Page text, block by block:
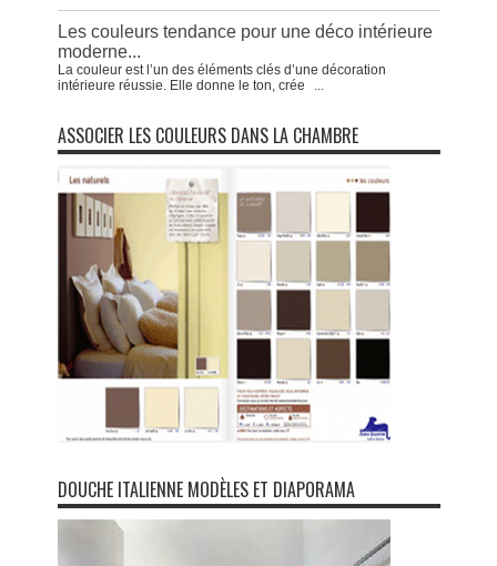
Les couleurs tendance pour une déco intérieure
moderne...
La couleur est l’un des éléments clés d’une décoration
intérieure réussie. Elle donne le ton, crée
...
ASSOCIER LES COULEURS DANS LA CHAMBRE
DOUCHE ITALIENNE MODÈLES ET DIAPORAMA